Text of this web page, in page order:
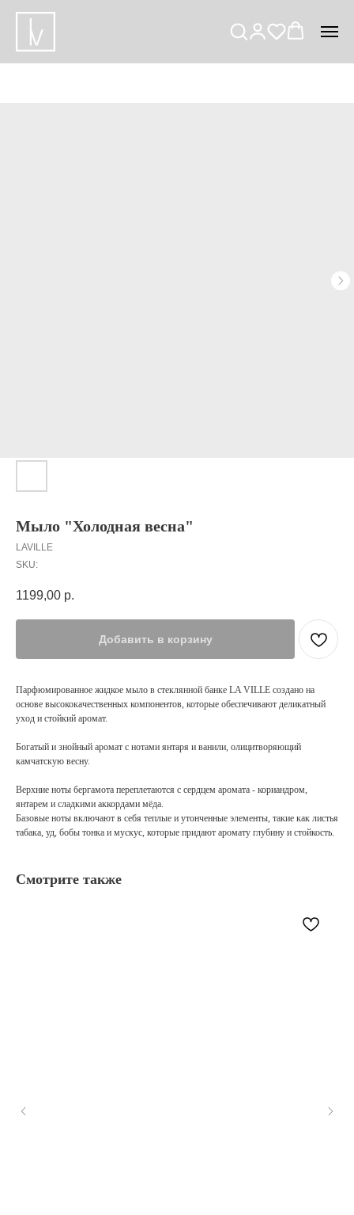
Мыло "Холодная весна"
LAVILLE
SKU:
1199,00 р.
Добавить в корзину
Парфюмированное жидкое мыло в стеклянной банке LA VILLE создано на
основе высококачественных компонентов, которые обеспечивают деликатный
уход и стойкий аромат.
Богатый и знойный аромат с нотами янтаря и ванили, олицитворяющий
камчатскую весну.
Верхние ноты бергамота переплетаются с сердцем аромата - кориандром,
янтарем и сладкими аккордами мёда.
Базовые ноты включают в себя теплые и утонченные элементы, такие как листья
табака, уд, бобы тонка и мускус, которые придают аромату глубину и стойкость.
Смотрите также